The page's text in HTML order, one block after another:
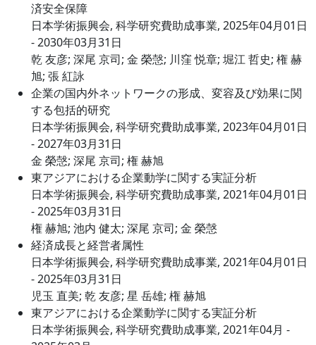
済安全保障
日本学術振興会, 科学研究費助成事業, 2025年04月01日
- 2030年03月31日
乾 友彦; 深尾 京司; 金 榮愨; 川窪 悦章; 堀江 哲史; 権 赫
旭; 張 紅詠
企業の国内外ネットワークの形成、変容及び効果に関
する包括的研究
日本学術振興会, 科学研究費助成事業, 2023年04月01日
- 2027年03月31日
金 榮愨; 深尾 京司; 権 赫旭
東アジアにおける企業動学に関する実証分析
日本学術振興会, 科学研究費助成事業, 2021年04月01日
- 2025年03月31日
権 赫旭; 池内 健太; 深尾 京司; 金 榮愨
経済成長と経営者属性
日本学術振興会, 科学研究費助成事業, 2021年04月01日
- 2025年03月31日
児玉 直美; 乾 友彦; 星 岳雄; 権 赫旭
東アジアにおける企業動学に関する実証分析
日本学術振興会, 科学研究費助成事業, 2021年04月 -